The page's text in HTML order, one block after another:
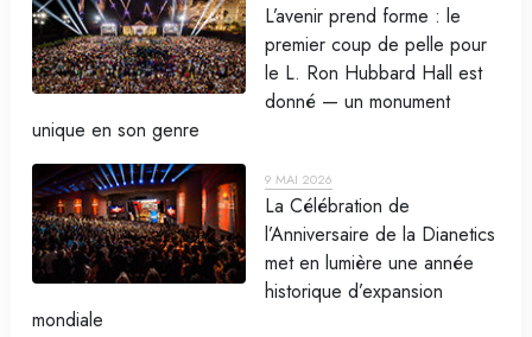
L’avenir prend forme : le
premier coup de pelle pour
le L. Ron Hubbard Hall est
donné — un monument
unique en son genre
9 MAI 2026
La Célébration de
l’Anniversaire de la Dianetics
met en lumière une année
historique d’expansion
mondiale